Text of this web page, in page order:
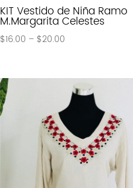
KIT Vestido de Niña Ramo
M.Margarita Celestes
$16.00 – $20.00